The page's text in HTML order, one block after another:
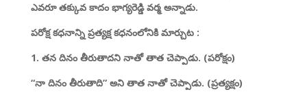
ఎవరూ తక్కువ కాదం భాగ్యరెడ్డి వర్మ అన్నాడు.
పరోక్ష కధనాన్ని ప్రత్యక్ష కధనంలోనికి మార్చుట :
1. తన దినం తీరుతాదని నాతో తాత చెప్పాడు. (పరోక్షం)
“నా దినం తీరుతాది” అని తాత నాతో చెప్పాడు. (ప్రత్యక్షం)